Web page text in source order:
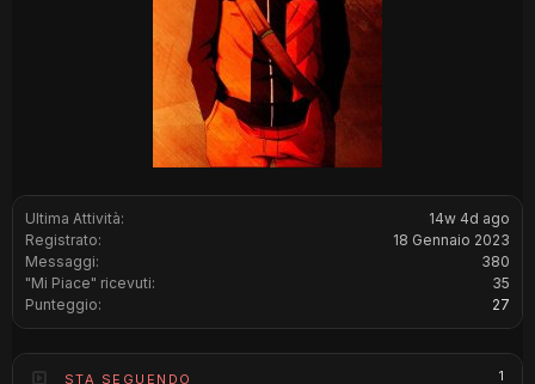
Ultima Attività:
14w 4d ago
Registrato:
18 Gennaio 2023
Messaggi:
380
"Mi Piace" ricevuti:
35
Punteggio:
27
STA SEGUENDO 1